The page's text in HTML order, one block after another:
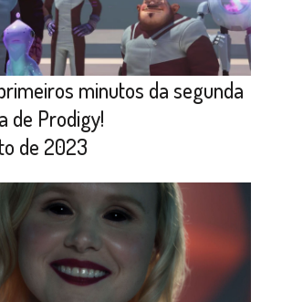
minutos da segunda
de Prodigy!
de 2023